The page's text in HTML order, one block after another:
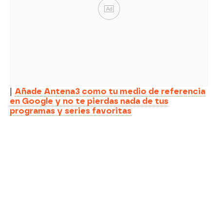
Ad
Añade Antena3 como tu medio de referencia
en Google y no te pierdas nada de tus
programas y series favoritas